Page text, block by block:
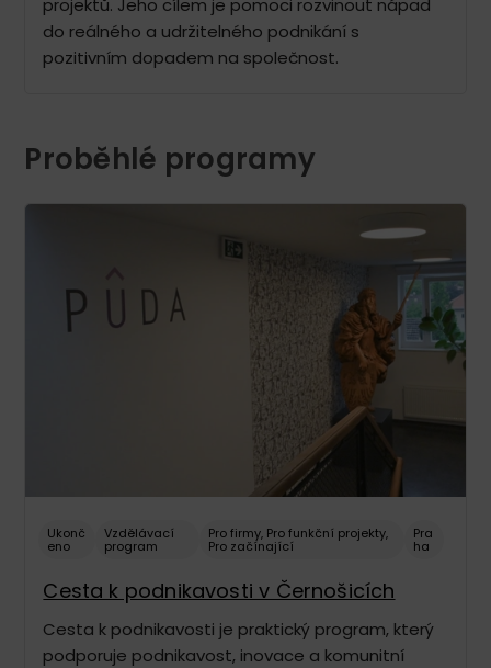
do reálného a udržitelného podnikání s
pozitivním dopadem na společnost.
Proběhlé programy
Ukonč
eno
Vzdělávací
program
Pro firmy, Pro funkční projekty,
Pro začínající
Pra
ha
Cesta k podnikavosti v Černošicích
Cesta k podnikavosti je praktický program, který
podporuje podnikavost, inovace a komunitní